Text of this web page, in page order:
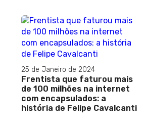
25 de Janeiro de 2024
Frentista que faturou mais
de 100 milhões na internet
com encapsulados: a
história de Felipe Cavalcanti